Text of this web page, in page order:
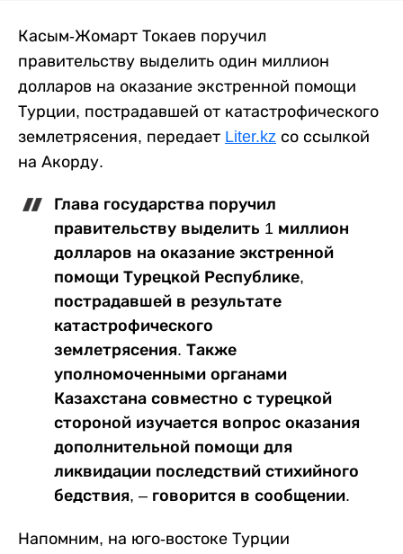
Касым-Жомарт Токаев поручил
правительству выделить один миллион
долларов на оказание экстренной помощи
Турции, пострадавшей от катастрофического
землетрясения, передает Liter.kz со ссылкой
на Акорду.
Глава государства поручил
правительству выделить 1 миллион
долларов на оказание экстренной
помощи Турецкой Республике,
пострадавшей в результате
катастрофического
землетрясения. Также
уполномоченными органами
Казахстана совместно с турецкой
стороной изучается вопрос оказания
дополнительной помощи для
ликвидации последствий стихийного
бедствия, – говорится в сообщении.
Напомним, на юго-востоке Турции